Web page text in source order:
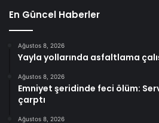
En Güncel Haberler
Ağustos 8, 2026
Yayla yollarında asfaltlama
Ağustos 8, 2026
Emniyet şeridinde feci ölüm:
çarptı
Ağustos 8, 2026